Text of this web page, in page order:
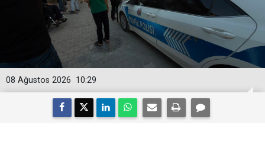
10:29
08 Ağustos 2026